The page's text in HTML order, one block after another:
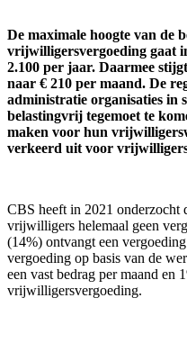
De maximale hoogte van de
vrijwilligersvergoeding gaat
2.100 per jaar. Daarmee
naar € 210 per maand. De
administratie organisaties in
belastingvrij tegemoet te
maken voor hun
verkeerd uit voor
CBS heeft in 2021 onderzocht
vrijwilligers helemaal geen
(14%) ontvangt een
vergoeding op basis van de
een vast bedrag per maand en
vrijwilligersvergoeding.